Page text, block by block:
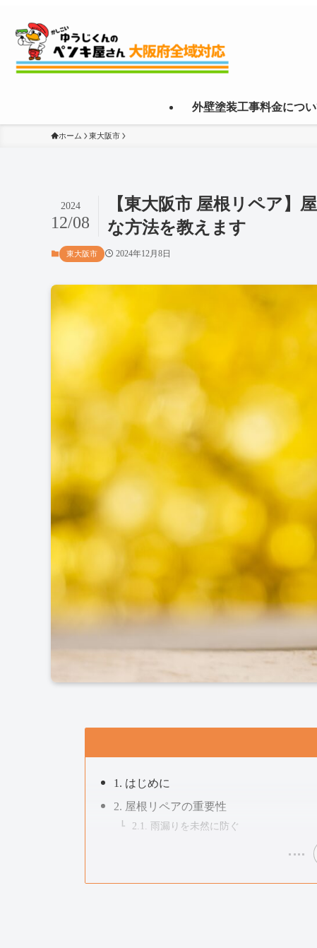
外壁塗装工事料金につ
ホーム 東大阪市
【東大阪市 屋根リペア】
な方法を教えます
2024
12/08
東大阪市 2024年12月8日
1. はじめに
2. 屋根リペアの重要性
2.1. 雨漏りを未然に防ぐ